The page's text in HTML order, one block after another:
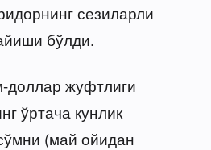
сезиларли
бўлди.
доллар жуфтлиги
ўртача кунлик
(май ойидан